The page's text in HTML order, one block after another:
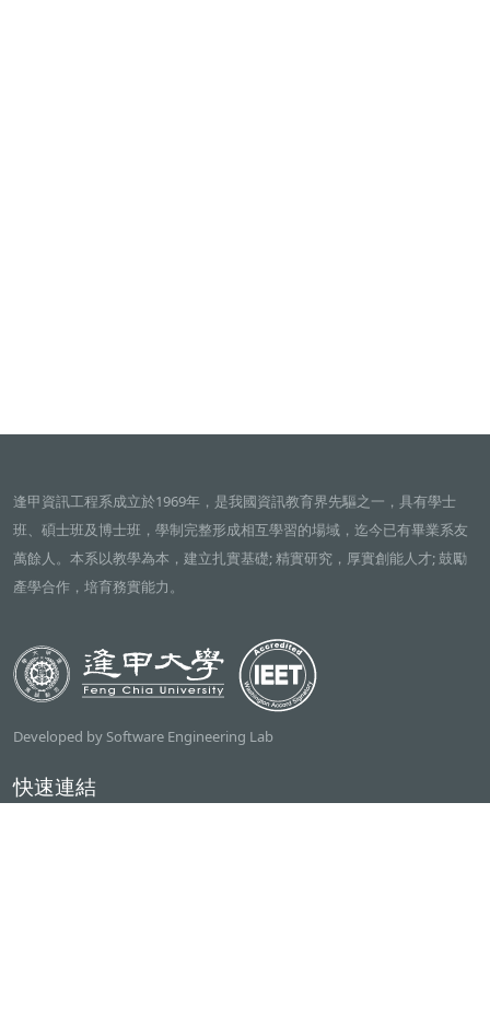
逢甲資訊工程系成立於1969年，是我國資訊教育界先驅之一，具有學士
班、碩士班及博士班，學制完整形成相互學習的場域，迄今已有畢業系友
萬餘人。本系以教學為本，建立扎實基礎; 精實研究，厚實創能人才; 鼓勵
產學合作，培育務實能力。
Developed by Software Engineering Lab
快速連結